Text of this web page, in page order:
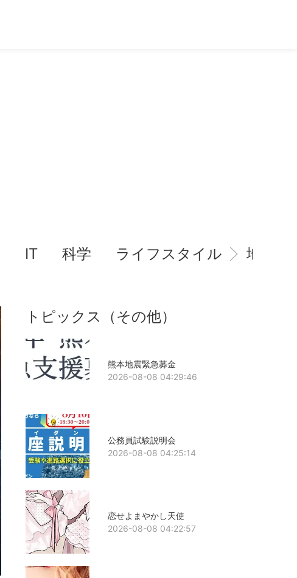
IT 科学 ライフスタイル 地域情
トピックス（その他）
熊本地震緊急募金
2026-08-08 04:29:46
公務員試験説明会
2026-08-08 04:25:14
恋せよまやかし天使
2026-08-08 04:22:57